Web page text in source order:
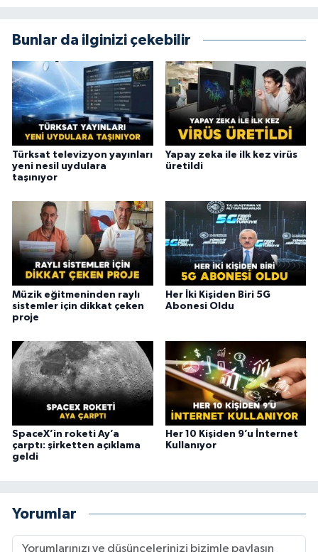
Bunlar da ilginizi çekebilir
Türksat televizyon yayınları
yeni nesil uydulara
taşınıyor
Yapay zeka ile ilk kez virüs
üretildi
Müzik eğitmeninden raylı
sistemler için dikkat çeken
proje
Her İki Kişiden Biri 5G
Abonesi Oldu
SpaceX’in roketi Ay’a
çarptı: şirketten açıklama
geldi
Her 10 Kişiden 9’u İnternet
Kullanıyor
Yorumlar